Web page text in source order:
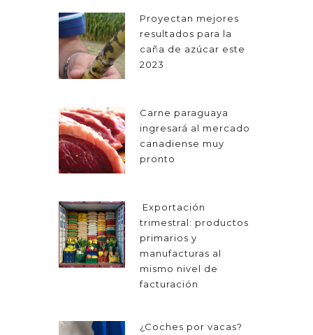
Proyectan mejores
resultados para la
caña de azúcar este
2023
Carne paraguaya
ingresará al mercado
canadiense muy
pronto
Exportación
trimestral: productos
primarios y
manufacturas al
mismo nivel de
facturación
¿Coches por vacas?